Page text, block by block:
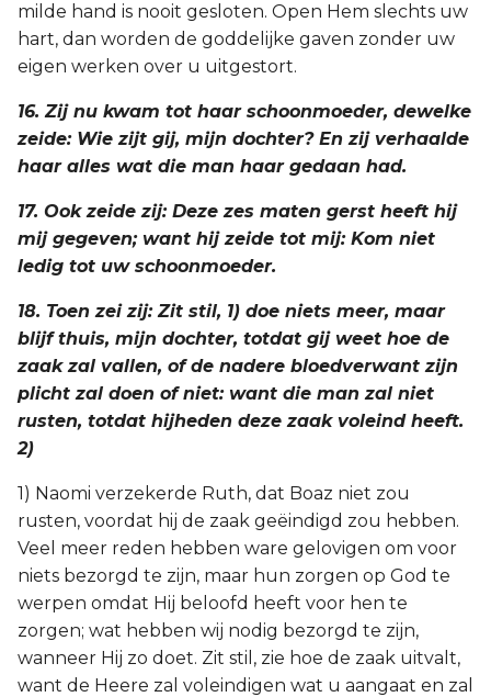
milde hand is nooit gesloten. Open Hem slechts uw
hart, dan worden de goddelijke gaven zonder uw
eigen werken over u uitgestort.
16. Zij nu kwam tot haar schoonmoeder, dewelke
zeide: Wie zijt gij, mijn dochter? En zij verhaalde
haar alles wat die man haar gedaan had.
17. Ook zeide zij: Deze zes maten gerst heeft hij
mij gegeven; want hij zeide tot mij: Kom niet
ledig tot uw schoonmoeder.
18. Toen zei zij: Zit stil, 1) doe niets meer, maar
blijf thuis, mijn dochter, totdat gij weet hoe de
zaak zal vallen, of de nadere bloedverwant zijn
plicht zal doen of niet: want die man zal niet
rusten, totdat hijheden deze zaak voleind heeft.
2)
1) Naomi verzekerde Ruth, dat Boaz niet zou
rusten, voordat hij de zaak geëindigd zou hebben.
Veel meer reden hebben ware gelovigen om voor
niets bezorgd te zijn, maar hun zorgen op God te
werpen omdat Hij beloofd heeft voor hen te
zorgen; wat hebben wij nodig bezorgd te zijn,
wanneer Hij zo doet. Zit stil, zie hoe de zaak uitvalt,
want de Heere zal voleindigen wat u aangaat en zal